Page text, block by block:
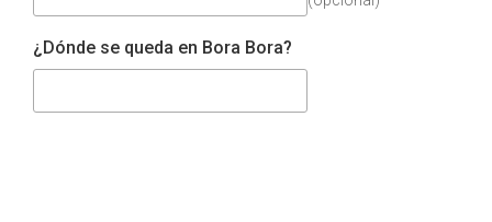
¿Dónde se queda en Bora Bora?